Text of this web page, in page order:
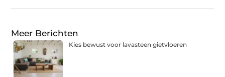
Meer Berichten
Kies bewust voor lavasteen gietvloeren